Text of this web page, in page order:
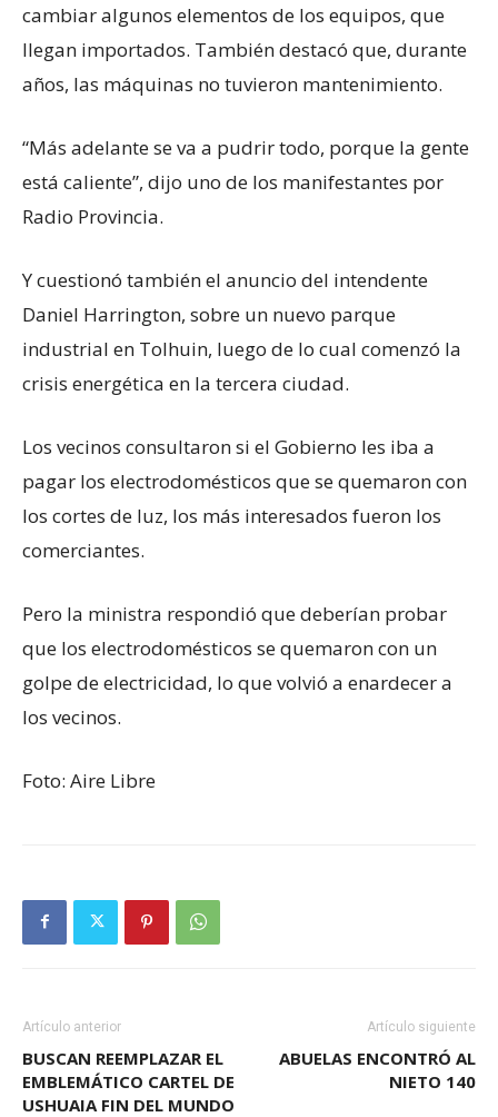
cambiar algunos elementos de los equipos, que
llegan importados. También destacó que, durante
años, las máquinas no tuvieron mantenimiento.
“Más adelante se va a pudrir todo, porque la gente
está caliente”, dijo uno de los manifestantes por
Radio Provincia.
Y cuestionó también el anuncio del intendente
Daniel Harrington, sobre un nuevo parque
industrial en Tolhuin, luego de lo cual comenzó la
crisis energética en la tercera ciudad.
Los vecinos consultaron si el Gobierno les iba a
pagar los electrodomésticos que se quemaron con
los cortes de luz, los más interesados fueron los
comerciantes.
Pero la ministra respondió que deberían probar
que los electrodomésticos se quemaron con un
golpe de electricidad, lo que volvió a enardecer a
los vecinos.
Foto: Aire Libre
Artículo anterior
BUSCAN REEMPLAZAR EL
EMBLEMÁTICO CARTEL DE
USHUAIA FIN DEL MUNDO
Artículo siguiente
ABUELAS ENCONTRÓ AL
NIETO 140